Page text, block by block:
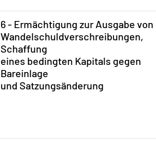
6 - Ermächtigung zur Ausgabe von
Wandelschuldverschreibungen,
Schaffung
eines bedingten Kapitals gegen
Bareinlage
und Satzungsänderung